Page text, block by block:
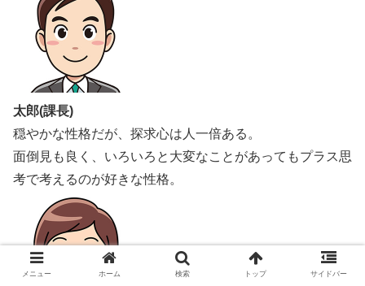
太郎(課長)
穏やかな性格だが、探求心は人一倍ある。
面倒見も良く、いろいろと大変なことがあってもプラス思
考で考えるのが好きな性格。
メニュー ホーム 検索 トップ サイドバー